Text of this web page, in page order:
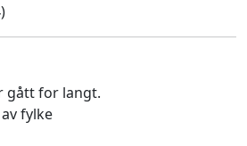
gått for langt.
fylke